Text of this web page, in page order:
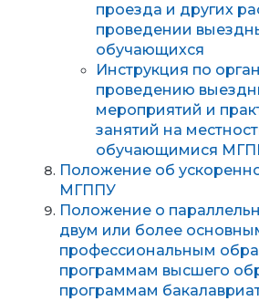
проезда и других
проведении
обучающихся
Инструкция по
проведению
мероприятий и
занятий на
обучающимися
Положение об
МГППУ
Положение о
двум или более
профессиональным
программам высшего
программам